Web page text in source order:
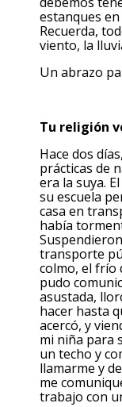
estanques
Recuerda,
viento, la
Un abrazo
Tu religión
Hace dos
prácticas de
era la suya.
su escuela
casa en
había
transporte
colmo, el frío
pudo
asustada,
hacer hasta
acercó, y
mi niña para
un techo y
llamarme y
me
trabajo con